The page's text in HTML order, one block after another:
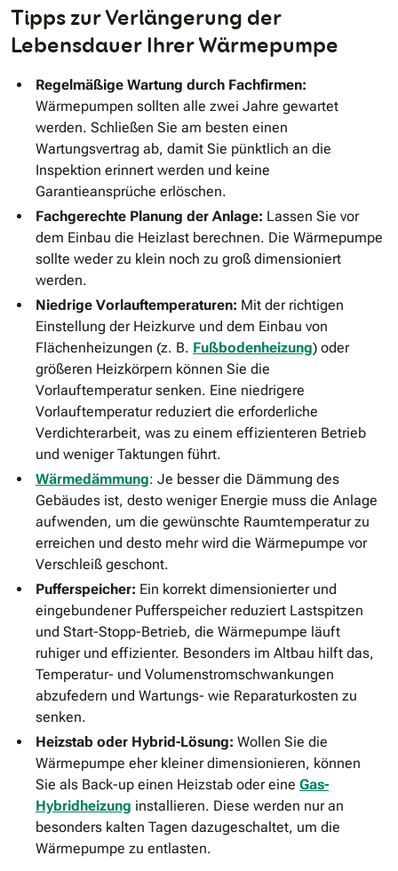
Tipps zur Verlängerung der
Lebensdauer Ihrer Wärmepumpe
Regelmäßige Wartung durch Fachfirmen:
Wärmepumpen sollten alle zwei Jahre gewartet
werden. Schließen Sie am besten einen
Wartungsvertrag ab, damit Sie pünktlich an die
Inspektion erinnert werden und keine
Garantieansprüche erlöschen.
Fachgerechte Planung der Anlage: Lassen Sie vor
dem Einbau die Heizlast berechnen. Die Wärmepumpe
sollte weder zu klein noch zu groß dimensioniert
werden.
Niedrige Vorlauftemperaturen: Mit der richtigen
Einstellung der Heizkurve und dem Einbau von
Flächenheizungen (z. B. Fußbodenheizung) oder
größeren Heizkörpern können Sie die
Vorlauftemperatur senken. Eine niedrigere
Vorlauftemperatur reduziert die erforderliche
Verdichterarbeit, was zu einem effizienteren Betrieb
und weniger Taktungen führt.
Wärmedämmung: Je besser die Dämmung des
Gebäudes ist, desto weniger Energie muss die Anlage
aufwenden, um die gewünschte Raumtemperatur zu
erreichen und desto mehr wird die Wärmepumpe vor
Verschleiß geschont.
Pufferspeicher: Ein korrekt dimensionierter und
eingebundener Pufferspeicher reduziert Lastspitzen
und Start-Stopp-Betrieb, die Wärmepumpe läuft
ruhiger und effizienter. Besonders im Altbau hilft das,
Temperatur- und Volumenstromschwankungen
abzufedern und Wartungs- wie Reparaturkosten zu
senken.
Heizstab oder Hybrid-Lösung: Wollen Sie die
Wärmepumpe eher kleiner dimensionieren, können
Sie als Back-up einen Heizstab oder eine Gas-
Hybridheizung installieren. Diese werden nur an
besonders kalten Tagen dazugeschaltet, um die
Wärmepumpe zu entlasten.